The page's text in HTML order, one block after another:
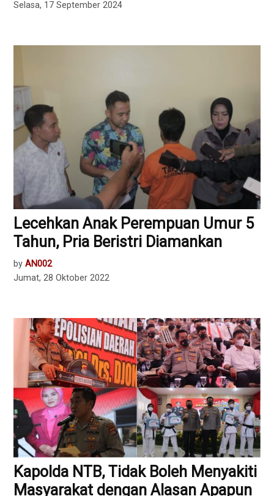
Selasa, 17 September 2024
Lecehkan Anak Perempuan Umur 5
Tahun, Pria Beristri Diamankan
by AN002
Jumat, 28 Oktober 2022
Kapolda NTB, Tidak Boleh Menyakiti
Masyarakat dengan Alasan Apapun